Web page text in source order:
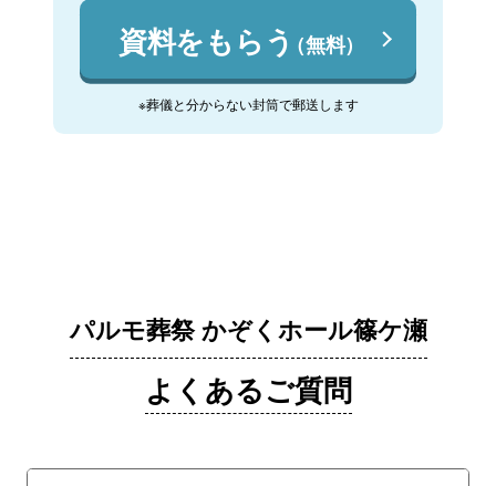
資料をもらう（無料）
※葬儀と分からない封筒で郵送します
パルモ葬祭 かぞくホール篠ケ瀬
よくあるご質問